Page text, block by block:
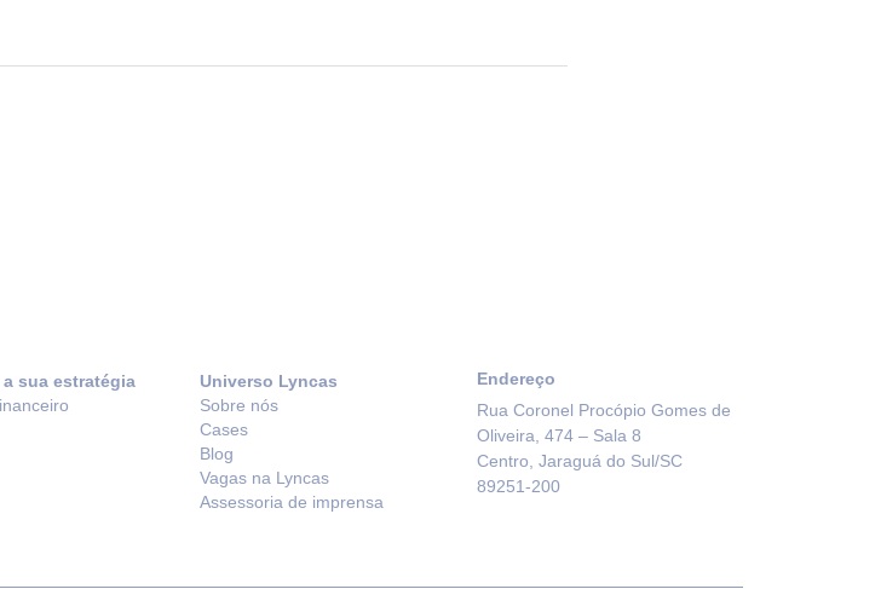
sua estratégia
Universo Lyncas
Sobre nós
Cases
Blog
Vagas na Lyncas
Assessoria de imprensa
Endereço
Rua Coronel Procópio Gomes de
Oliveira, 474 – Sala 8
Centro, Jaraguá do Sul/SC
89251-200